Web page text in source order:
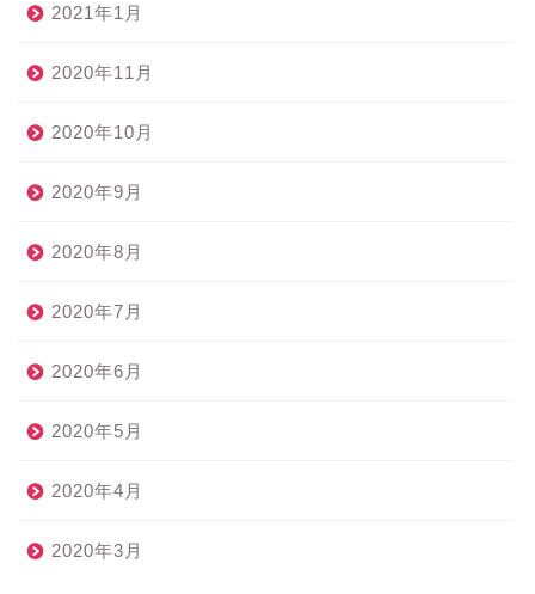
2021年1月
2020年11月
2020年10月
2020年9月
2020年8月
2020年7月
2020年6月
2020年5月
2020年4月
2020年3月